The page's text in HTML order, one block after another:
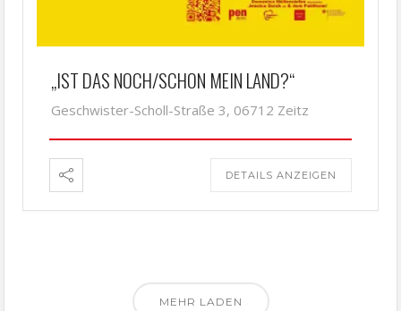
„IST DAS NOCH/SCHON MEIN LAND?“
Geschwister-Scholl-Straße 3, 06712 Zeitz
DETAILS ANZEIGEN
MEHR LADEN